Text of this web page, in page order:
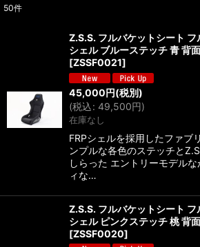
絞り込む
50件
Z.S.S. フルバケットシート フ
シェル ブルーステッチ 青 背
[ZSSF0021]
45,000円(税別)
(税込: 49,500円)
在庫なし
FRPシェルを採用したファブ
ンプルな各色のステッチと
しらった エントリーモデル
ィな…
Z.S.S. フルバケットシート フ
シェル ピンクステッチ 桃 背
[ZSSF0020]